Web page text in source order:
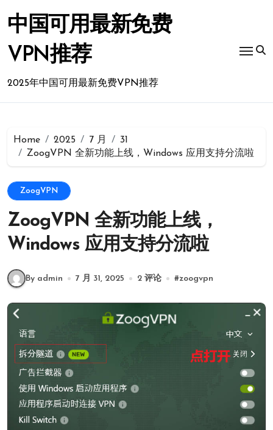
to
content
中国可用最新免费
VPN推荐
2025年中国可用最新免费VPN推荐
Home 2025 7 月
31
ZoogVPN 全新功能上线，Windows 应用支持分流啦
ZoogVPN
ZoogVPN 全新功能上线，
Windows 应用支持分流啦
By admin 7 月 31, 2025 2 评论 #zoogvpn